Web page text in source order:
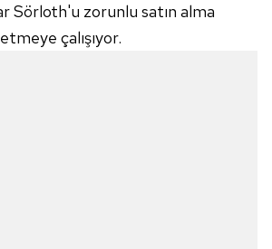
Sörloth'u zorunlu satın alma
çalışıyor.